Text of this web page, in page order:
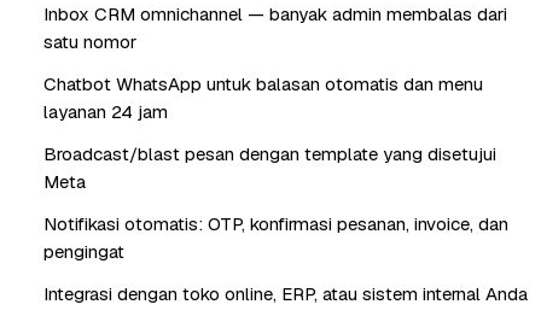
Inbox CRM omnichannel — banyak admin membalas dari
satu nomor
Chatbot WhatsApp untuk balasan otomatis dan menu
layanan 24 jam
Broadcast/blast pesan dengan template yang disetujui
Meta
Notifikasi otomatis: OTP, konfirmasi pesanan, invoice, dan
pengingat
Integrasi dengan toko online, ERP, atau sistem internal Anda